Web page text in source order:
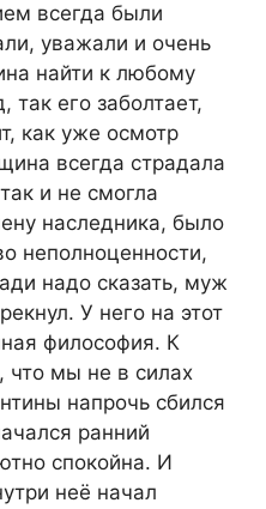
всегда были
уважали и очень
найти к любому
так его заболтает,
как уже осмотр
всегда страдала
и не смогла
наследника, было
неполноценности,
надо сказать, муж
У него на этот
философия. К
что мы не в силах
напрочь сбился
ранний
спокойна. И
неё начал